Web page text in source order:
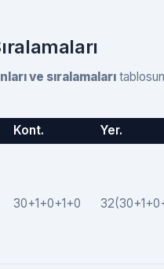
ve sıralamaları
Kont. Yer.
30+1+0+1+0